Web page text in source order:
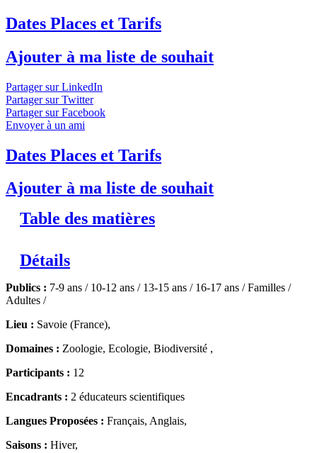
Dates Places et Tarifs
Ajouter à ma liste de souhait
Partager sur LinkedIn
Partager sur Twitter
Partager sur Facebook
Envoyer à un ami
Dates Places et Tarifs
Ajouter à ma liste de souhait
Table des matières
Détails
Publics : 7-9 ans / 10-12 ans / 13-15 ans / 16-17 ans / Familles /
Adultes /
Lieu : Savoie (France),
Domaines : Zoologie, Ecologie, Biodiversité ,
Participants : 12
Encadrants : 2 éducateurs scientifiques
Langues Proposées : Français, Anglais,
Saisons : Hiver,